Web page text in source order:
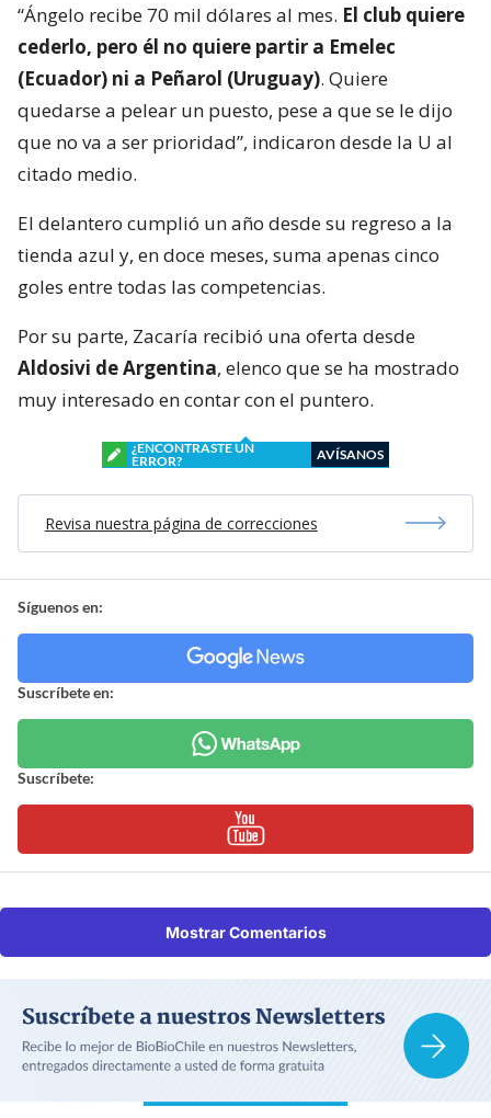
“Ángelo recibe 70 mil dólares al mes. El club quiere
cederlo, pero él no quiere partir a Emelec
(Ecuador) ni a Peñarol (Uruguay). Quiere
quedarse a pelear un puesto, pese a que se le dijo
que no va a ser prioridad”, indicaron desde la U al
citado medio.
El delantero cumplió un año desde su regreso a la
tienda azul y, en doce meses, suma apenas cinco
goles entre todas las competencias.
Por su parte, Zacaría recibió una oferta desde
Aldosivi de Argentina, elenco que se ha mostrado
muy interesado en contar con el puntero.
¿ENCONTRASTE UN
ERROR?
AVÍSANOS
Revisa nuestra página de correcciones
Síguenos en:
Suscríbete en:
Suscríbete:
Mostrar Comentarios